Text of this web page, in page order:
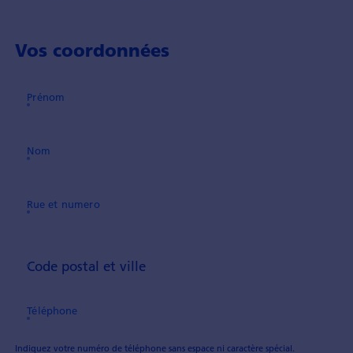
Vos coordonnées
Prénom
Nom
Rue et numero
Code postal et ville
Téléphone
Indiquez votre numéro de téléphone sans espace ni caractère spécial.